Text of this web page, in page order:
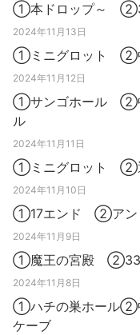
①本ドロップ～
2024年11月13日
①ミニグロット ②
2024年11月12日
①サンゴホール ②
ル
2024年11月11日
①ミニグロット ②
2024年11月10日
①17エンド ②アン
2024年11月9日
①魔王の宮殿
2024年11月8日
①ハチの巣ホール②
ケーブ